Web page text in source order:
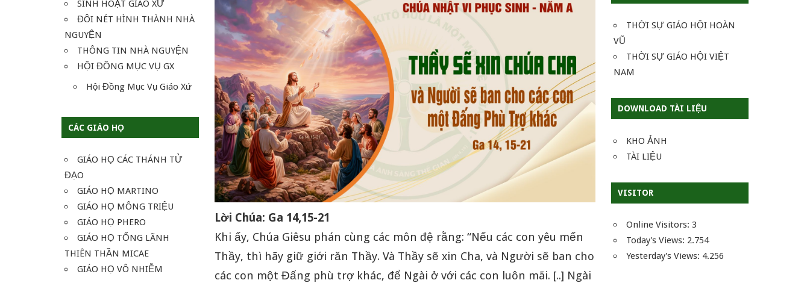
SINH HOẠT GIÁO XỨ
ĐÔI NÉT HÌNH THÀNH NHÀ
NGUYỆN
THÔNG TIN NHÀ NGUYỆN
HỘI ĐỒNG MỤC VỤ GX
Hội Đồng Mục Vụ Giáo Xứ
CÁC GIÁO HỌ
GIÁO HỌ CÁC THÁNH TỬ
ĐẠO
GIÁO HỌ MARTINO
GIÁO HỌ MÔNG TRIỆU
GIÁO HỌ PHERO
GIÁO HỌ TỔNG LÃNH
THIÊN THẦN MICAE
GIÁO HỌ VÔ NHIỄM
Lời Chúa: Ga 14,15-21
Khi ấy, Chúa Giêsu phán cùng các môn đệ rằng: “Nếu các con yêu mến
Thầy, thì hãy giữ giới răn Thầy. Và Thầy sẽ xin Cha, và Người sẽ ban cho
các con một Đấng phù trợ khác, để Ngài ở với các con luôn mãi. [..] Ngài
THỜI SỰ GIÁO HỘI HOÀN
VŨ
THỜI SỰ GIÁO HỘI VIỆT
NAM
DOWNLOAD TÀI LIỆU
KHO ẢNH
TÀI LIỆU
VISITOR
Online Visitors:3
Today's Views: 2.754
Yesterday's Views: 4.256